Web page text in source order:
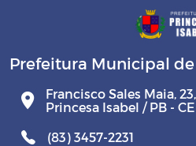
Prefeitura Municipal de
Francisco Sales Maia,
Princesa Isabel / PB -
(83) 3457-2231